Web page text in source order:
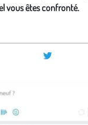
vous êtes confronté.